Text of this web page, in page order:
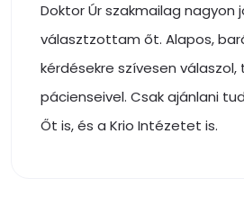
Doktor Úr szakmailag nagyon
választzottam őt. Alapos,
kérdésekre szívesen válaszol,
pácienseivel. Csak ajánlani
Őt is, és a Krio Intézetet is.